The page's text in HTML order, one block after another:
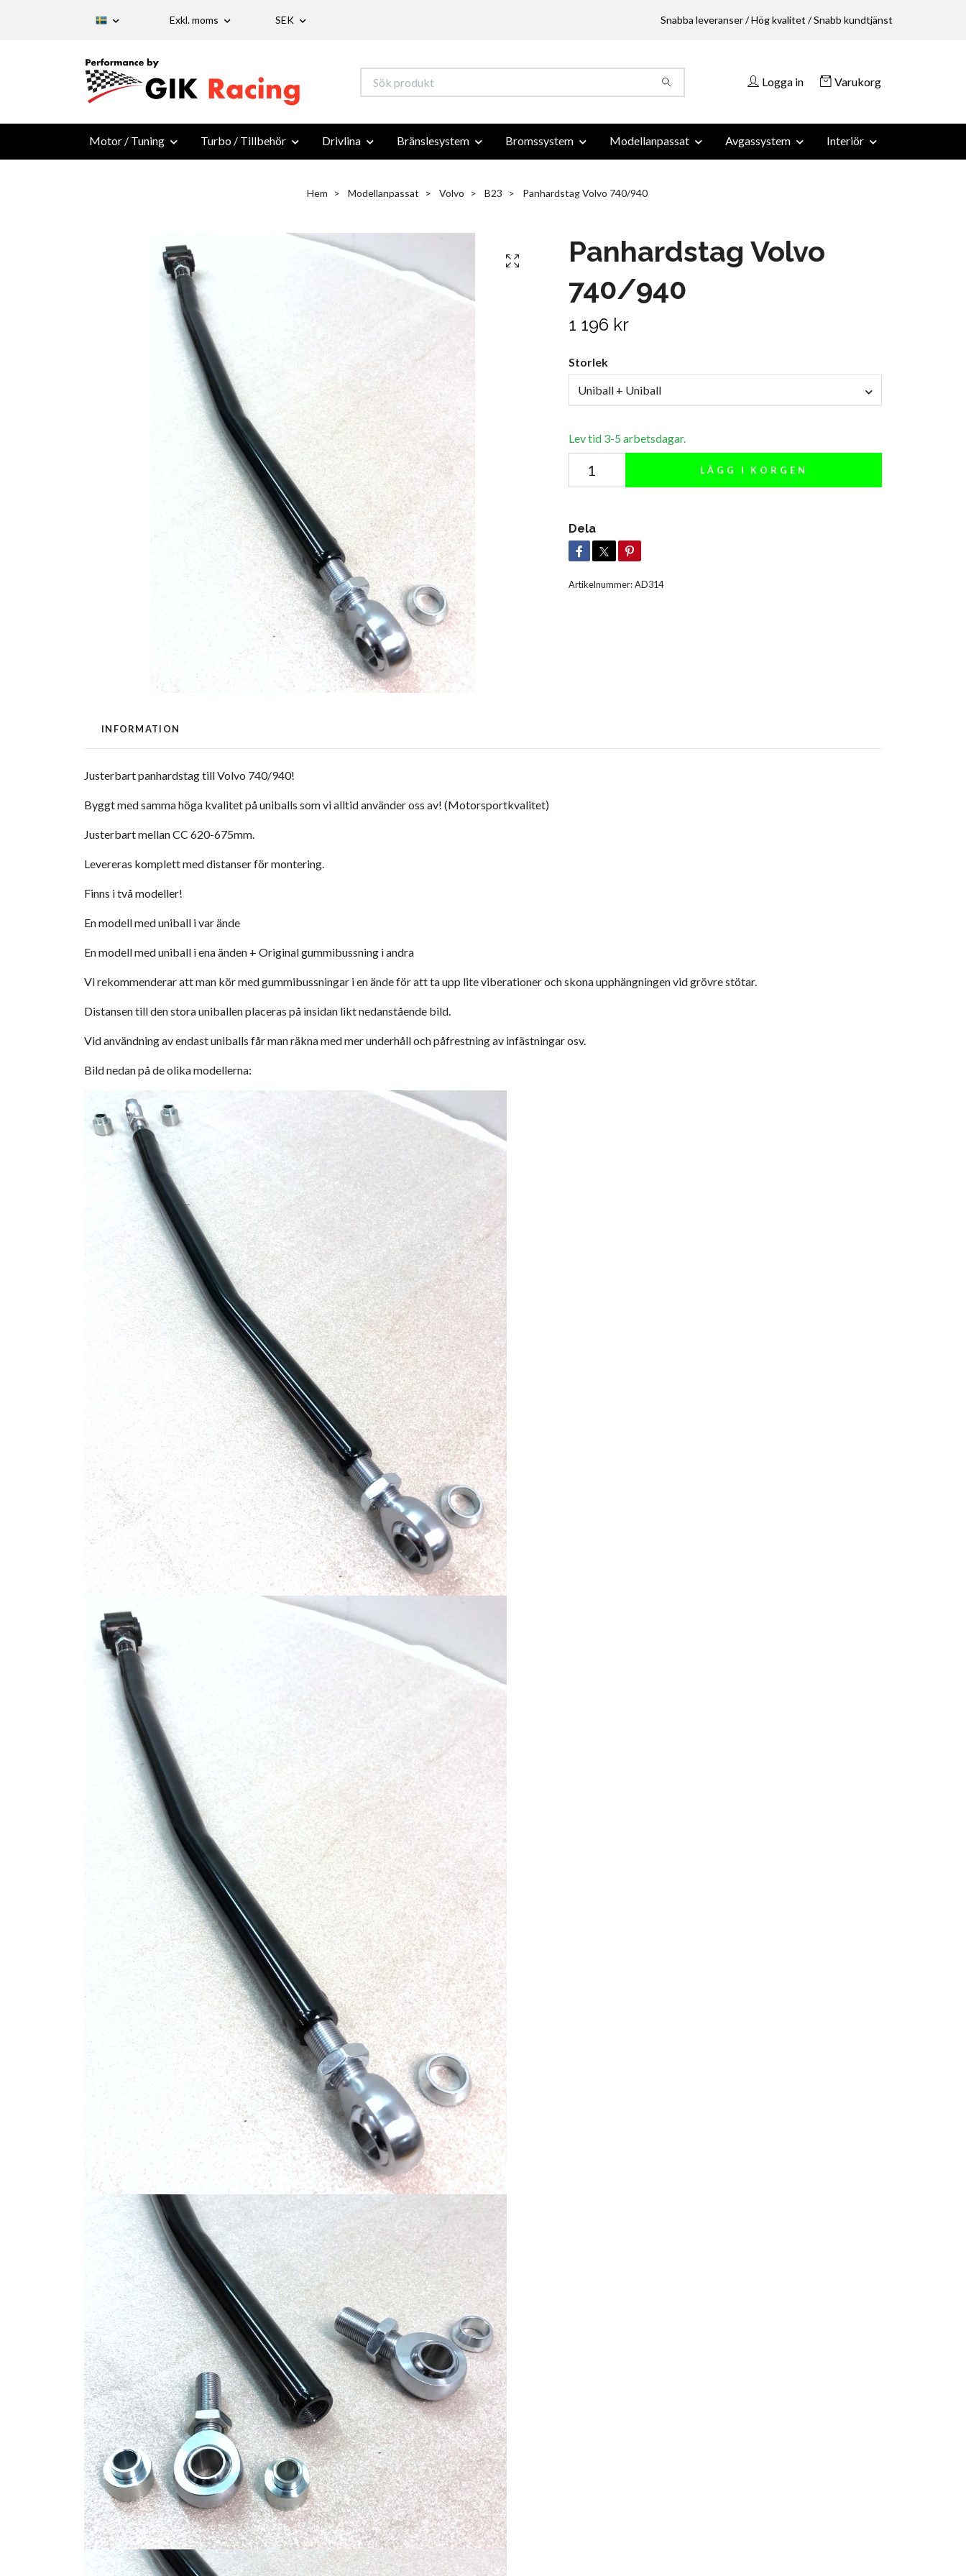
Exkl. moms SEK Snabba leveranser / Hög kvalitet / Snabb kundtjänst
Logga in Varukorg
Motor / Tuning Turbo / Tillbehör Drivlina Bränslesystem Bromssystem Modellanpassat Avgassystem Interiör
Hem Modellanpassat Volvo B23 Panhardstag Volvo 740/940
Panhardstag Volvo
740/940
1 196 kr
Storlek
Uniball + Uniball
Lev tid 3-5 arbetsdagar.
LÄGG I KORGEN
Dela
Artikelnummer:AD314
INFORMATION
Justerbart panhardstag till Volvo 740/940!
Byggt med samma höga kvalitet på uniballs som vi alltid använder oss av! (Motorsportkvalitet)
Justerbart mellan CC 620-675mm.
Levereras komplett med distanser för montering.
Finns i två modeller!
En modell med uniball i var ände
En modell med uniball i ena änden + Original gummibussning i andra
Vi rekommenderar att man kör med gummibussningar i en ände för att ta upp lite viberationer och skona upphängningen vid grövre stötar.
Distansen till den stora uniballen placeras på insidan likt nedanstående bild.
Vid användning av endast uniballs får man räkna med mer underhåll och påfrestning av infästningar osv.
Bild nedan på de olika modellerna: